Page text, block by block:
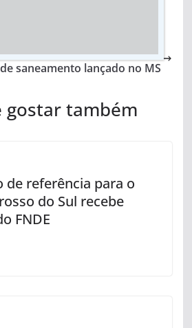
infantil e juvenil, atividades
Jateí
de R$ 176,6 milhões em
saneamento lançado no MS
gostar também
de referência para o
do Sul recebe
FNDE